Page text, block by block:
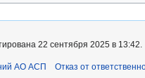
22 сентября 2025 в 13:42.
АО АСП Отказ от